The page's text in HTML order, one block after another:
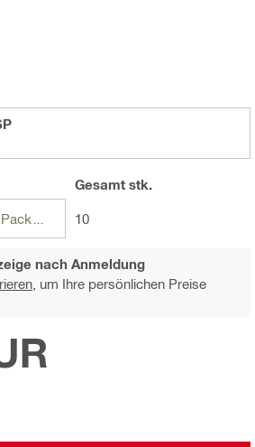
Packungen
Gesamtstk.
10
nach Anmeldung
um Ihre persönlichen Preise